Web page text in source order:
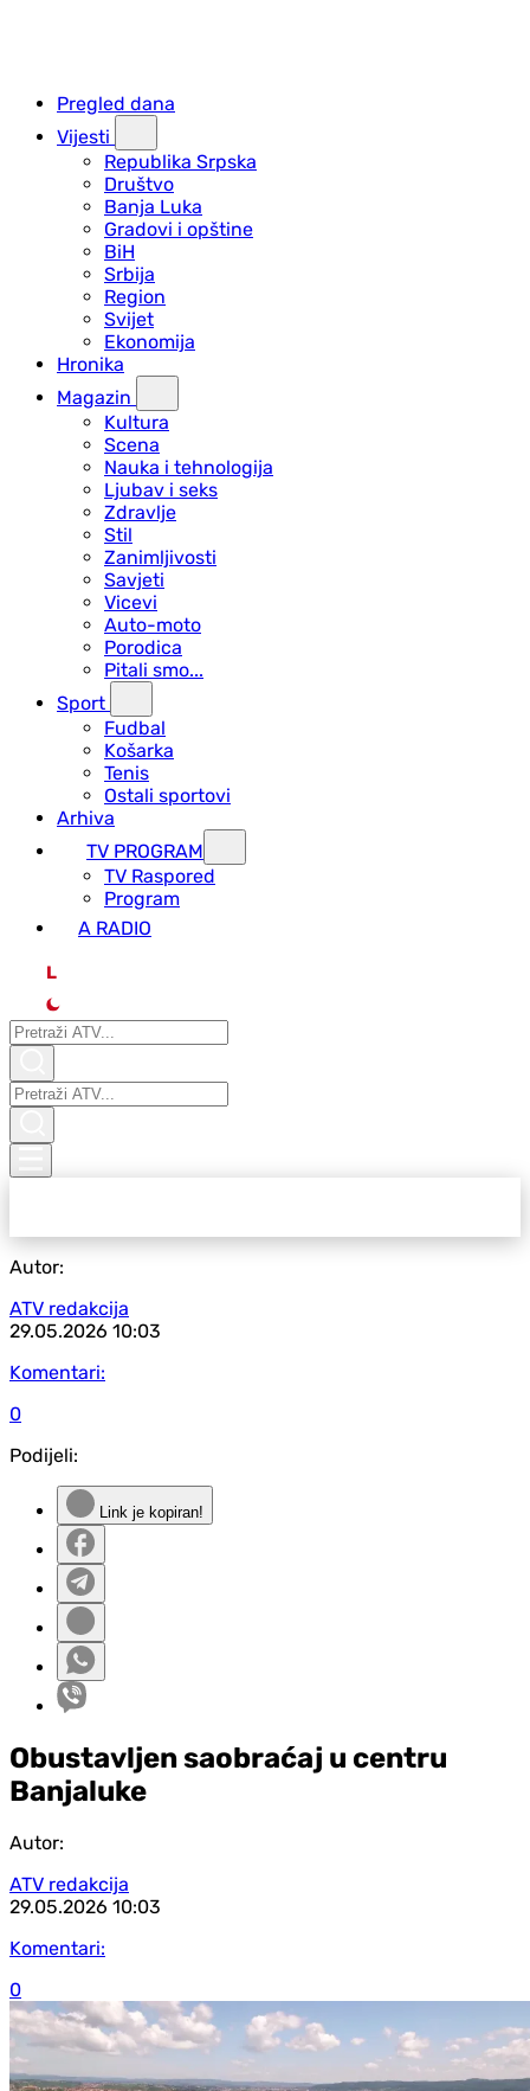
Pregled dana
Vijesti
Republika Srpska
Društvo
Banja Luka
Gradovi i opštine
BiH
Srbija
Region
Svijet
Ekonomija
Hronika
Magazin
Kultura
Scena
Nauka i tehnologija
Ljubav i seks
Zdravlje
Stil
Zanimljivosti
Savjeti
Vicevi
Auto-moto
Porodica
Pitali smo...
Sport
Fudbal
Košarka
Tenis
Ostali sportovi
Arhiva
TV PROGRAM
ТV Raspored
Program
A RADIO
L
Autor:
ATV redakcija
29.05.2026 10:03
Komentari:
0
Podijeli:
Link je kopiran!
Obustavljen saobraćaj u centru
Banjaluke
Autor:
ATV redakcija
29.05.2026 10:03
Komentari:
0